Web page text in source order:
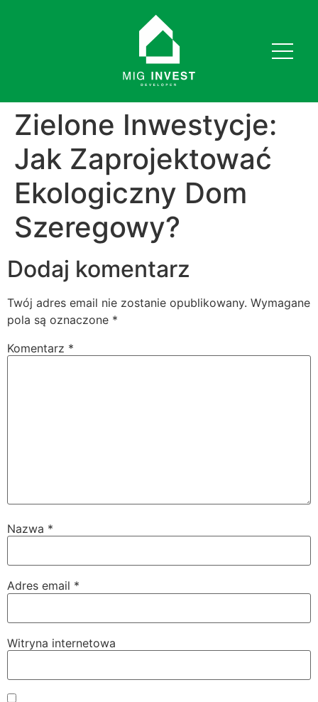
Zielone Inwestycje:
Jak Zaprojektować
Ekologiczny Dom
Szeregowy?
Dodaj komentarz
Twój adres email nie zostanie opublikowany. Wymagane
pola są oznaczone *
Komentarz *
Nazwa *
Adres email *
Witryna internetowa